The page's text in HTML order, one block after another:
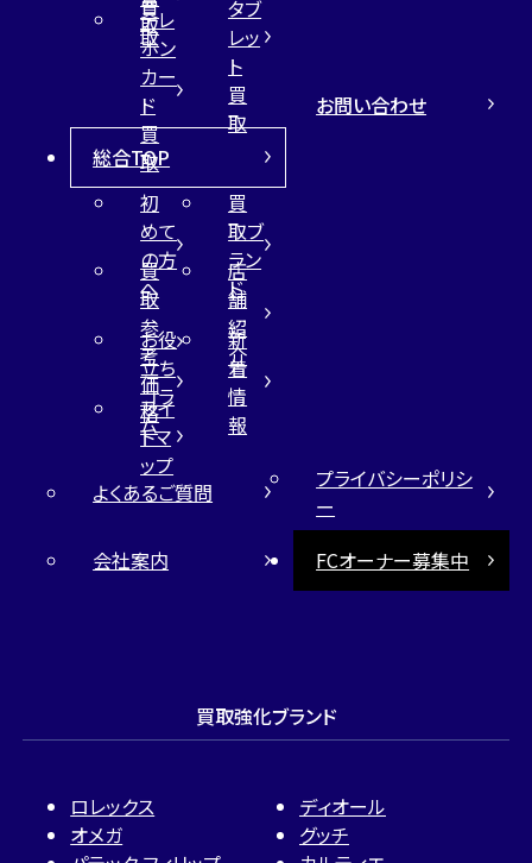
取
買
取
タブ
レッ
ト
買
取
テレ
ホン
カー
ド
買
取
総合TOP
初
めて
の方
へ
買
取ブ
ラン
ド
買
取
参
考
価
格
店
舗
紹
介
お役
立ち
コラ
ム
新
着
情
報
サイ
トマ
ップ
お問い合わせ
よくあるご質問
プライバシーポリシ
ー
会社案内
FCオーナー募集中
買取強化ブランド
ロレックス
オメガ
ディオール
グッチ